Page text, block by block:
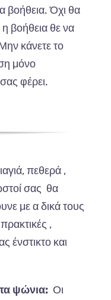
βοήθεια. Όχι θα
βοήθεια θε να
κάνετε το
μόνο
φέρει.
πεθερά ,
σας θα
με α δικά τους
,
ένστικτο και
τα ψώνια: Οι